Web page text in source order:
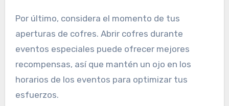
Por último, considera el momento de tus
aperturas de cofres. Abrir cofres durante
eventos especiales puede ofrecer mejores
recompensas, así que mantén un ojo en los
horarios de los eventos para optimizar tus
esfuerzos.